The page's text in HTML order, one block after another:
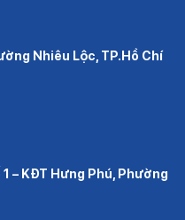
Nhiêu Lộc, TP.Hồ Chí
– KĐT Hưng Phú, Phường